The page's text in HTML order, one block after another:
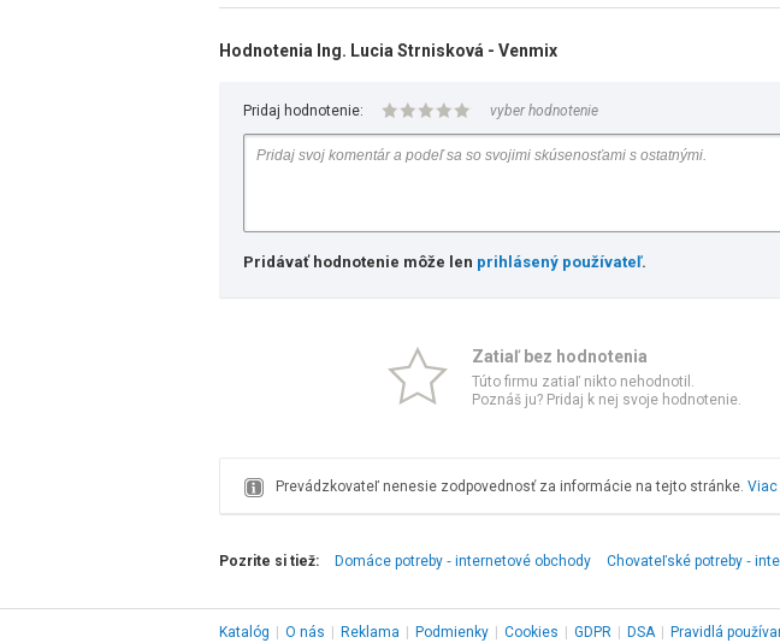
Hodnotenia Ing. Lucia Strnisková - Venmix
Pridaj hodnotenie: vyber hodnotenie
Pridávať hodnotenie môže len prihlásený používateľ.
Zatiaľ bez hodnotenia
Túto firmu zatiaľ nikto nehodnotil.
Poznáš ju? Pridaj k nej svoje hodnotenie.
Prevádzkovateľ nenesie zodpovednosť za informácie na tejto stránke. Viac
Pozrite si tiež: Domáce potreby ‑ internetové obchody Chovateľské potreby ‑
Katalóg O nás Reklama Podmienky Cookies GDPR DSA Pravidlá